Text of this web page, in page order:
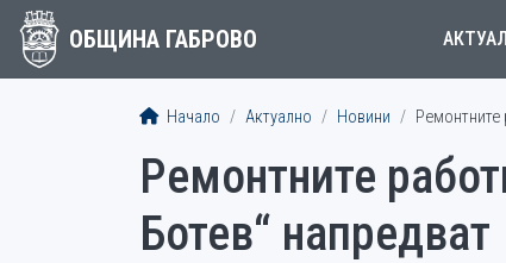
ОБЩИНА ГАБРОВО
Начало Актуално Новини Ремонтните
Ремонтните
Ботев“ напредват